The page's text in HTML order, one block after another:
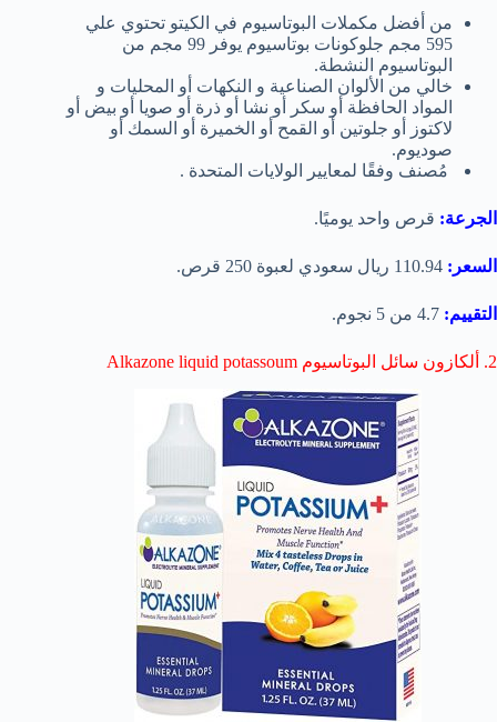
من أفضل مكملات البوتاسيوم في الكيتو تحتوي علي
595 مجم جلوكونات بوتاسيوم يوفر 99 مجم من
البوتاسيوم النشطة.
خالي من الألوان الصناعية و النكهات أو المحليات و
المواد الحافظة أو سكر أو نشا أو ذرة أو صويا أو بيض أو
لاكتوز أو جلوتين أو القمح أو الخميرة أو السمك أو
صوديوم.
مُصنف وفقًا لمعايير الولايات المتحدة .
الجرعة: قرص واحد يوميًا.
السعر: 110.94 ريال سعودي لعبوة 250 قرص.
التقييم:
2. ألكازون سائل البوتاسيوم Alkazone liquid potassoum